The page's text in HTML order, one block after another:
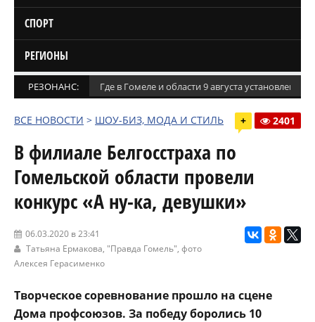
СПОРТ
РЕГИОНЫ
РЕЗОНАНС: Где в Гомеле и области 9 августа установлены
ВСЕ НОВОСТИ > ШОУ-БИЗ, МОДА И СТИЛЬ + 2401
В филиале Белгосстраха по
Гомельской области провели
конкурс «А ну-ка, девушки»
06.03.2020 в 23:41
Татьяна Ермакова, "Правда Гомель", фото
Алексея Герасименко
Творческое соревнование прошло на сцене
Дома профсоюзов. За победу боролись 10